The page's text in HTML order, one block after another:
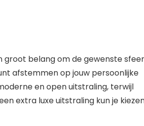
groot belang om de gewenste sfeer
afstemmen op jouw persoonlijke
en open uitstraling, terwijl
extra luxe uitstraling kun je